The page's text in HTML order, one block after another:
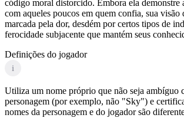
código moral distorcido. Embora ela demonstre
com aqueles poucos em quem confia, sua visão
marcada pela dor, desdém por certos tipos de
ferocidade subjacente que mantém seus
Definições do jogador
i
Utiliza um nome próprio que não seja ambíguo
personagem (por exemplo, não "Sky") e
nomes da personagem e do jogador são